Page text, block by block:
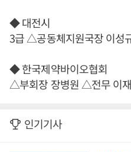
◆ 대전시
3급 △공동체지원국장 이성
◆ 한국제약바이오협회
△부회장 장병원 △전무 이
인기기사